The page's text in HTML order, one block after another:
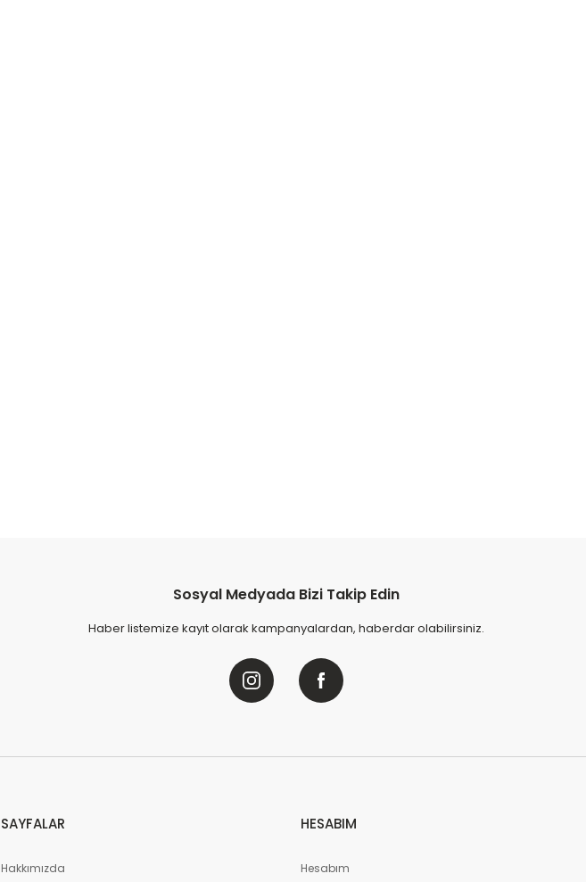
Sosyal Medyada Bizi Takip Edin
Haber listemize kayıt olarak kampanyalardan, haberdar olabilirsiniz.
SAYFALAR
Hakkımızda
HESABIM
Hesabım